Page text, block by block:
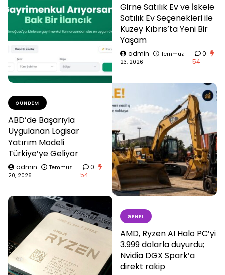
Girne Satılık Ev ve İskele
Satılık Ev Seçenekleri ile
Kuzey Kıbrıs’ta Yeni Bir
Yaşam
admin
Temmuz
23, 2026
0
54
GÜNDEM
ABD’de Başarıyla
Uygulanan Logisar
Yatırım Modeli
Türkiye’ye Geliyor
admin
Temmuz
20, 2026
0
54
GENEL
AMD, Ryzen AI Halo PC’yi
3.999 dolarla duyurdu;
Nvidia DGX Spark’a
direkt rakip